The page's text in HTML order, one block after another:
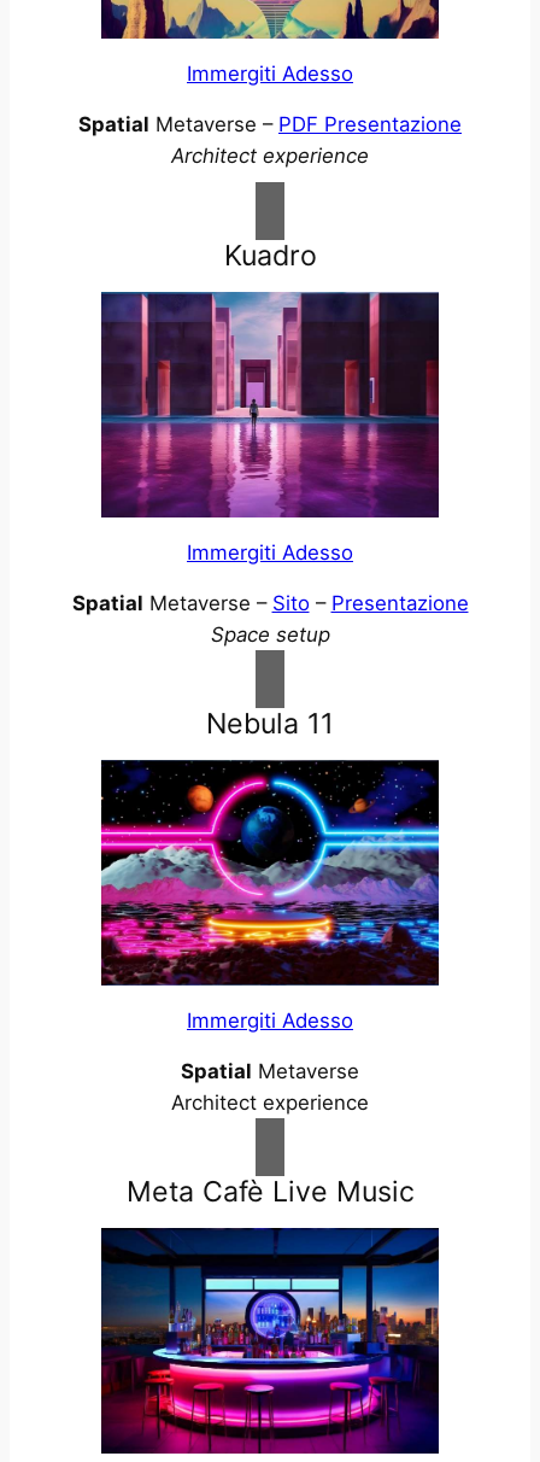
Immergiti Adesso
Spatial Metaverse – PDF Presentazione
Architect experience
Kuadro
Immergiti Adesso
Spatial Metaverse – Sito– Presentazione
Space setup
Nebula 11
Immergiti Adesso
Spatial Metaverse
Architect experience
Meta Cafè Live Music